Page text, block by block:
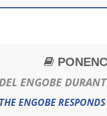
ENGOBE
ENGOBE